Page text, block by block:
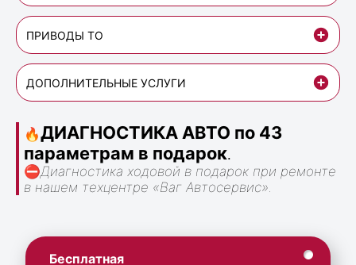
ПРИВОДЫ ТО
ДОПОЛНИТЕЛЬНЫЕ УСЛУГИ
🔥ДИАГНОСТИКА АВТО по 43
параметрам в подарок.
⛔Диагностика ходовой в подарок при ремонте
в нашем техцентре «Ваг Автосервис».
Бесплатная